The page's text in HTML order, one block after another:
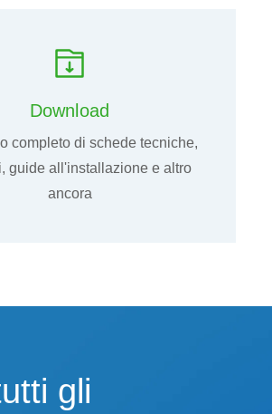
Download
completo di schede tecniche,
guide all'installazione e altro
ancora
gli